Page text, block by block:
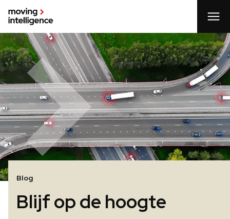
Blog
Blijf op de hoogte